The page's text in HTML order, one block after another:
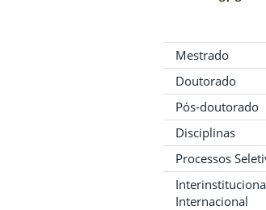
Mestrado
Doutorado
Pós-doutorado
Disciplinas
Processos
Internacional